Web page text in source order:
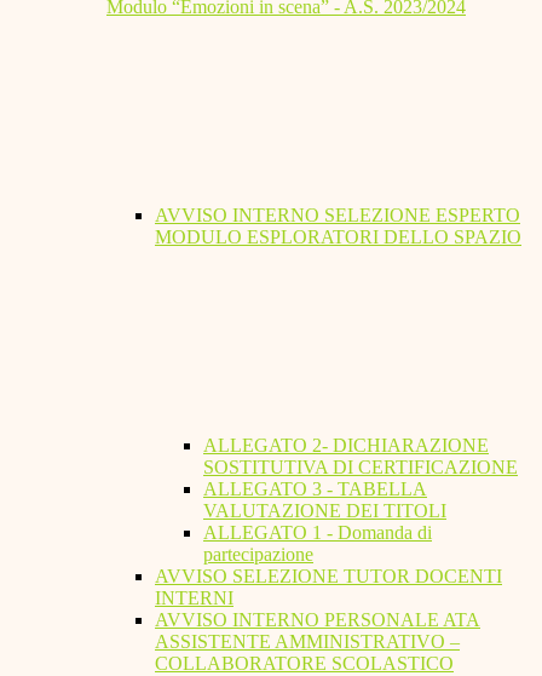
Modulo “Emozioni in scena” - A.S. 2023/2024
AVVISO INTERNO SELEZIONE ESPERTO
MODULO ESPLORATORI DELLO SPAZIO
ALLEGATO 2- DICHIARAZIONE
SOSTITUTIVA DI CERTIFICAZIONE
ALLEGATO 3 - TABELLA
VALUTAZIONE DEI TITOLI
ALLEGATO 1 - Domanda di
partecipazione
AVVISO SELEZIONE TUTOR DOCENTI
INTERNI
AVVISO INTERNO PERSONALE ATA
ASSISTENTE AMMINISTRATIVO –
COLLABORATORE SCOLASTICO